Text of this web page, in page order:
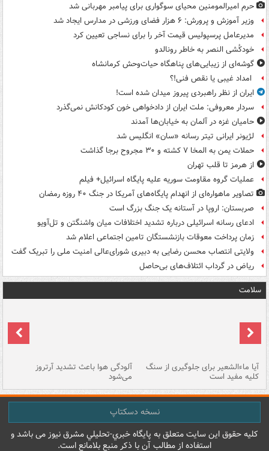
حرم امیرالمومنین محیای سوگواری برای پیامبر مهربانی شد
وزیر آموزش و پرورش: ۶ هزار فضای ورزشی در مدارس ایجاد شد
مدیرعامل پرسپولیس قیمت آخر را برای نساجی تعیین کرد
خودکُشی النصر به خاطر رونالدو
گوشه‌ای از زیبایی‌های پناهگاه‌ حیات‌وحش کرمانشاه
امداد غیبی یا نقص فنی!؟
ایران از نظر راهبردی پیروز میدان شده است!
سردار معروفی: ملت ایران از دادخواهی خون کودکانش نمی‌گذرد
حامیان غزه در آلمان به خیابان‌ها آمدند
لژیونر ایرانی تیتر رسانه «سان» انگلیس شد
حملات یمن به المخا ۷ کشته و ۳۰ مجروح برجا گذاشت
از هرمز تا قلب تهران
عملیات گروه مقاومت سوریه علیه پایگاه اسرائیل+ فیلم
تصاویر ماهواره‌ای از انهدام پایگاه‌های آمریکا در جنگ ۴۰ روزه رمضان
صربستان: اروپا در آستانه یک جنگ بزرگ است
ادعای رسانه اسرائیلی درباره تشدید اختلافات میان واشنگتن و تل‌آویو
زمان پرداخت معوقات بازنشستگان تامین اجتماعی اعلام شد
ولایتی انتصاب محسن رضایی به دبیری شورای‌عالی امنیت ملی را تبریک گفت
ریاض در گرداب ائتلاف‌های بی‌حاصل
سلامت
آیا ماءالشعیر برای جلوگیری از سنگ
کلیه مفید است
آلودگی هوا باعث تشدید آرتروز
می‌شود
نسخه دسکتاپ
کليه حقوق اين سايت متعلق به پایگاه خبري-تحليلي مشرق نيوز می باشد و
استفاده از مطالب آن با ذکر منبع بلامانع است.